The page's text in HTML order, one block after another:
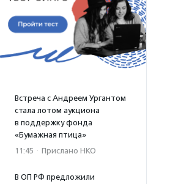
Встреча с Андреем Ургантом
стала лотом аукциона
в поддержку фонда
«Бумажная птица»
11:45 · Прислано НКО
В ОП РФ предложили